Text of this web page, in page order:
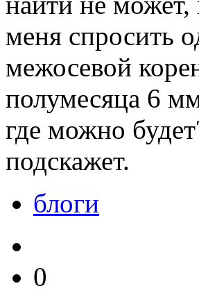
меня спросить
межосевой
полумесяца 6
где можно
подскажет.
блоги
0